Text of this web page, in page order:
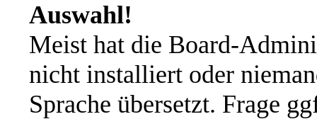
Auswahl!
Meist hat die Board-
nicht installiert oder
Sprache übersetzt. Frage